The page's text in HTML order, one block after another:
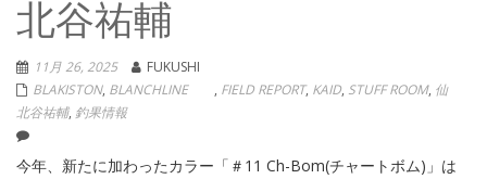
北谷祐輔
11月 26, 2025
FUKUSHI
BLAKISTON, BLANCHLINE , FIELD REPORT, KAID, STUFF ROOM, 仙
北谷祐輔, 釣果情報
今年、新たに加わったカラー「＃11 Ch-Bom(チャートボム)」は